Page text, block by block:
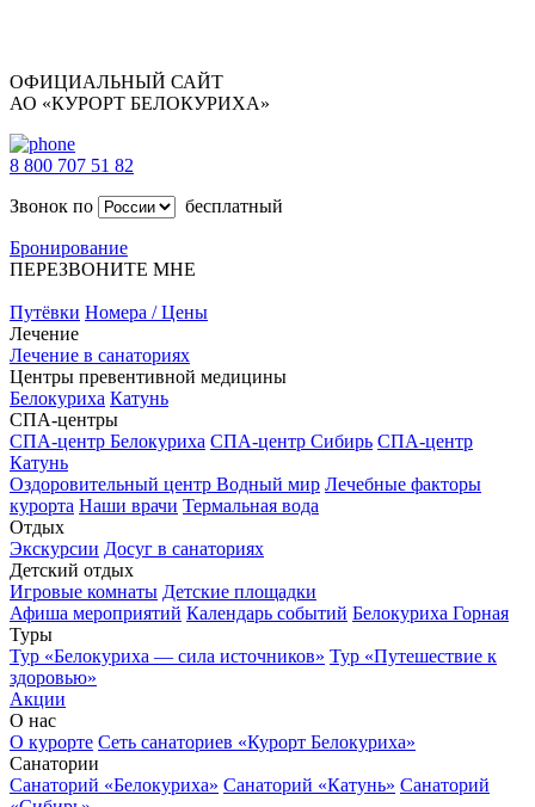
ОФИЦИАЛЬНЫЙ САЙТ
АО «КУРОРТ БЕЛОКУРИХА»
8 800 707 51 82
Звонок по
бесплатный
Бронирование
ПЕРЕЗВОНИТЕ МНЕ
Путёвки Номера / Цены
Лечение
Лечение в санаториях
Центры превентивной медицины
Белокуриха Катунь
СПА-центры
СПА-центр Белокуриха СПА-центр Сибирь СПА-центр
Катунь
Оздоровительный центр Водный мир Лечебные факторы
курорта Наши врачи Термальная вода
Отдых
Экскурсии Досуг в санаториях
Детский отдых
Игровые комнаты Детские площадки
Афиша мероприятий Календарь событий Белокуриха Горная
Туры
Тур «Белокуриха — сила источников» Тур «Путешествие к
здоровью»
Акции
О нас
О курорте Сеть санаториев «Курорт Белокуриха»
Санатории
Санаторий «Белокуриха» Санаторий «Катунь» Санаторий